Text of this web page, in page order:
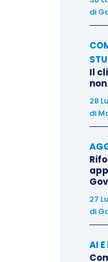
di
Il
28
di
27
di
AI